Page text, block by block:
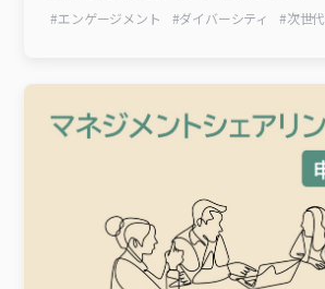
#エンゲージメント #ダイバーシティ #次世